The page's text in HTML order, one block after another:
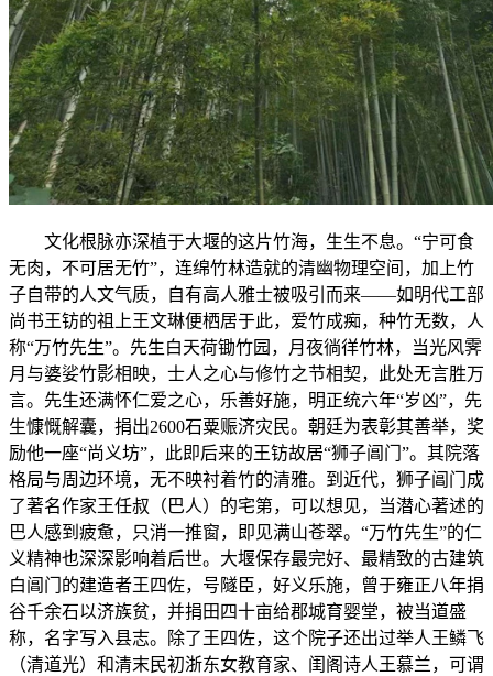
文化根脉亦深植于大堰的这片竹海，生生不息。“宁可食
无肉，不可居无竹”，连绵竹林造就的清幽物理空间，加上竹
子自带的人文气质，自有高人雅士被吸引而来——如明代工部
尚书王钫的祖上王文琳便栖居于此，爱竹成痴，种竹无数，人
称“万竹先生”。先生白天荷锄竹园，月夜徜徉竹林，当光风霁
月与婆娑竹影相映，士人之心与修竹之节相契，此处无言胜万
言。先生还满怀仁爱之心，乐善好施，明正统六年“岁凶”，先
生慷慨解囊，捐出2600石粟赈济灾民。朝廷为表彰其善举，奖
励他一座“尚义坊”，此即后来的王钫故居“狮子阊门”。其院落
格局与周边环境，无不映衬着竹的清雅。到近代，狮子阊门成
了著名作家王任叔（巴人）的宅第，可以想见，当潜心著述的
巴人感到疲惫，只消一推窗，即见满山苍翠。“万竹先生”的仁
义精神也深深影响着后世。大堰保存最完好、最精致的古建筑
白阊门的建造者王四佐，号隧臣，好义乐施，曾于雍正八年捐
谷千余石以济族贫，并捐田四十亩给郡城育婴堂，被当道盛
称，名字写入县志。除了王四佐，这个院子还出过举人王鳞飞
（清道光）和清末民初浙东女教育家、闺阁诗人王慕兰，可谓